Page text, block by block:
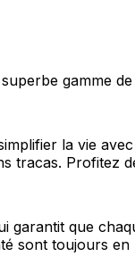
gamme
la vie
tracas. Profitez
garantit que
sont toujours en